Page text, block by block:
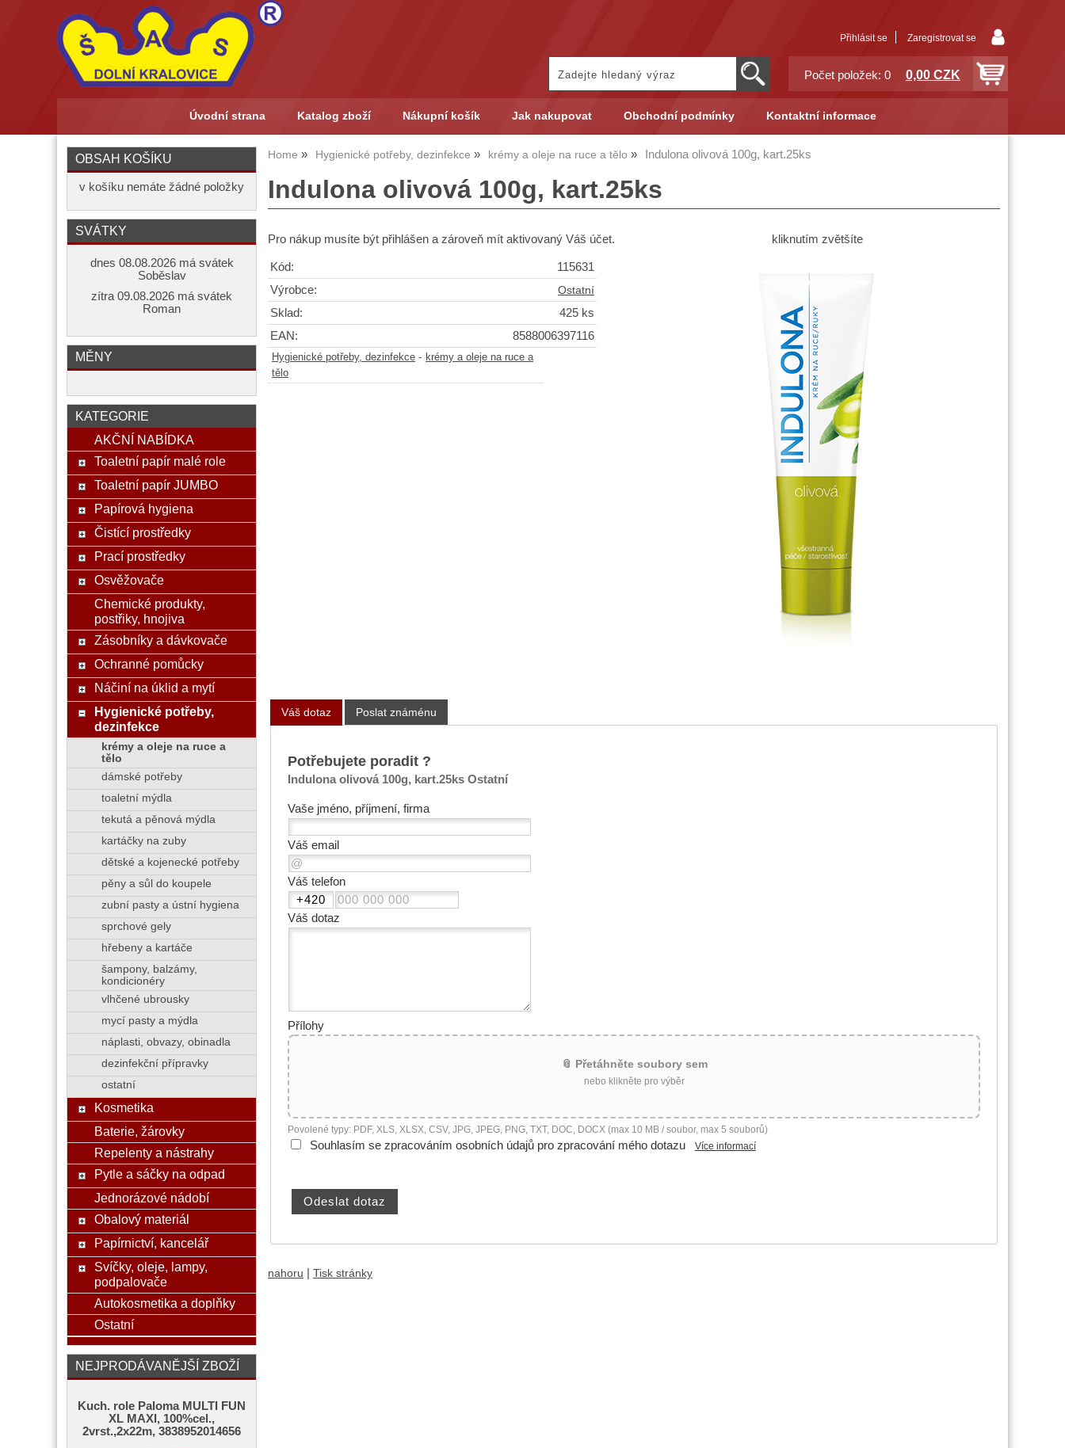
Přihlásit se Zaregistrovat se
Počet položek: 0 0,00 CZK
Úvodní strana Katalog zboží Nákupní košík Jak nakupovat Obchodní podmínky Kontaktní informace
Home Hygienické potřeby, dezinfekce krémy a oleje na ruce a tělo Indulona olivová 100g, kart.25ks
Indulona olivová 100g, kart.25ks
kliknutím zvětšíte
Pro nákup musíte být přihlášen a zároveň mít aktivovaný Váš účet.
Kód:
115631
Výrobce:
Ostatní
Sklad:
425 ks
EAN:
8588006397116
Hygienické potřeby, dezinfekce - krémy a oleje na ruce a
tělo
Váš dotaz Poslat známénu
Potřebujete poradit ?
Indulona olivová 100g, kart.25ks Ostatní
Vaše jméno, příjmení, firma
Váš email
Váš telefon
Váš dotaz
Přílohy
📎 Přetáhněte soubory sem
nebo klikněte pro výběr
Povolené typy: PDF, XLS, XLSX, CSV, JPG, JPEG, PNG, TXT, DOC, DOCX (max 10 MB / soubor, max 5 souborů)
Souhlasím se zpracováním osobních údajů pro zpracování mého dotazu Více informací
nahoru Tisk stránky
OBSAH KOŠÍKU
v košíku nemáte žádné položky
SVÁTKY
dnes 08.08.2026 má svátek
Soběslav
zítra 09.08.2026 má svátek
Roman
MĚNY
KATEGORIE
AKČNÍ NABÍDKA
Toaletní papír malé role
Toaletní papír JUMBO
Papírová hygiena
Čistící prostředky
Prací prostředky
Osvěžovače
Chemické produkty,
postřiky, hnojiva
Zásobníky a dávkovače
Ochranné pomůcky
Náčiní na úklid a mytí
Hygienické potřeby,
dezinfekce
krémy a oleje na ruce a
tělo
dámské potřeby
toaletní mýdla
tekutá a pěnová mýdla
kartáčky na zuby
dětské a kojenecké potřeby
pěny a sůl do koupele
zubní pasty a ústní hygiena
sprchové gely
hřebeny a kartáče
šampony, balzámy,
kondicionéry
vlhčené ubrousky
mycí pasty a mýdla
náplasti, obvazy, obinadla
dezinfekční přípravky
ostatní
Kosmetika
Baterie, žárovky
Repelenty a nástrahy
Pytle a sáčky na odpad
Jednorázové nádobí
Obalový materiál
Papírnictví, kancelář
Svíčky, oleje, lampy,
podpalovače
Autokosmetika a doplňky
Ostatní
NEJPRODÁVANĚJŠÍ ZBOŽÍ
Kuch. role Paloma MULTI FUN
XL MAXI, 100%cel.,
2vrst.,2x22m, 3838952014656